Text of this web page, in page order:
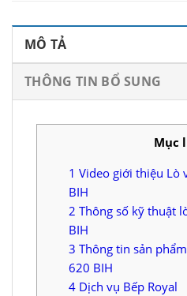
MÔ TẢ
THÔNG TIN BỔ SUNG
Mục
1 Video giới thiệu Lò
BIH
2 Thông số kỹ thuật
BIH
3 Thông tin sản
620 BIH
4 Dịch vụ Bếp Royal